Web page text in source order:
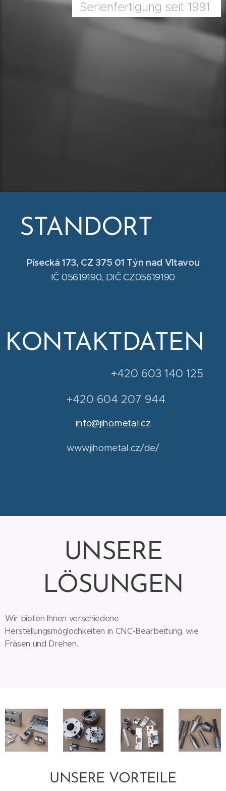
Serienfertigung seit 1991
STANDORT
Písecká 173, CZ 375 01 Týn nad Vltavou
IČ 05619190, DIČ CZ05619190
KONTAKTDATEN
+420 603 140 125
+420 604 207 944
info@jihometal.cz
www.jihometal.cz/de/
UNSERE
LÖSUNGEN
Wir bieten Ihnen verschiedene
Herstellungsmöglochkeiten in CNC-Bearbeitung, wie
Fräsen und Drehen.
UNSERE VORTEILE